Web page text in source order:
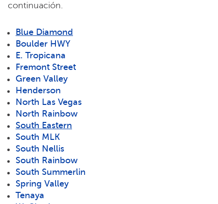
continuación.
Blue Diamond
Boulder HWY
E. Tropicana
Fremont Street
Green Valley
Henderson
North Las Vegas
North Rainbow
South Eastern
South MLK
South Nellis
South Rainbow
South Summerlin
Spring Valley
Tenaya